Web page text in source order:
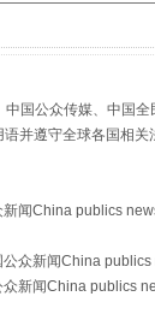
教程"里的骗局
国公众传媒、中
并遵守全球各国相关
闻China publics
众新闻China
新闻China publics